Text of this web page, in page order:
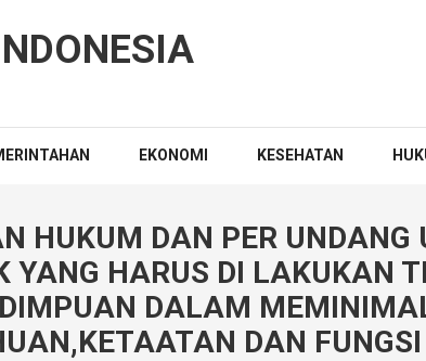
EKONOMI KESEHATAN
HUKUM DAN PER
YANG HARUS DI LAKUKAN
DALAM
DAN